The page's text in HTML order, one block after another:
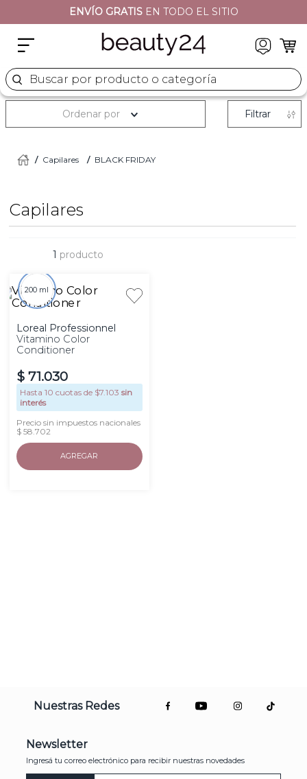
ENVÍO GRATISEN TODO EL SITIO
Buscar por producto o categoría
Capilares BLACK FRIDAY
Capilares
Ordenar por Filtrar
1 producto
200 ml
Loreal Professionnel
Vitamino Color
Conditioner
$ 71.030
Hasta 10 cuotas de $7.103 sin
interés
Precio sin impuestos nacionales
$ 58.702
AGREGAR
Nuestras Redes
Newsletter
Ingresá tu correo electrónico para recibir nuestras novedades
naj oleari
5. versace